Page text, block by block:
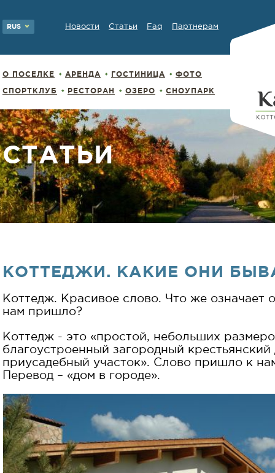
RUS Новости Статьи Faq Партнерам
О ПОСЕЛКЕ АРЕНДА ГОСТИНИЦА ФОТО
СПОРТКЛУБ РЕСТОРАН ОЗЕРО СНОУПАРК
СТАТЬИ
КОТТЕДЖИ. КАКИЕ ОНИ
Коттедж. Красивое слово. Что же означает
нам пришло?
Коттедж - это «простой, небольших
благоустроенный загородный
приусадебный участок». Слово пришло к
Перевод – «дом в городе».